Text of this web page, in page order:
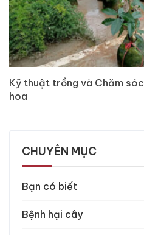
Kỹ thuật trồng và Chăm
hoa
CHUYÊN MỤC
Bạn có biết
Bệnh hại cây